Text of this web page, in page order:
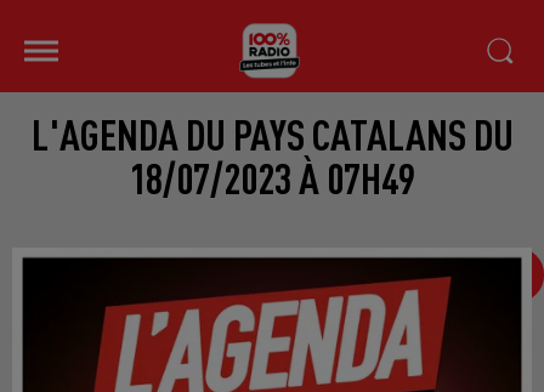
L'AGENDA DU PAYS CATALANS DU
18/07/2023 À 07H49